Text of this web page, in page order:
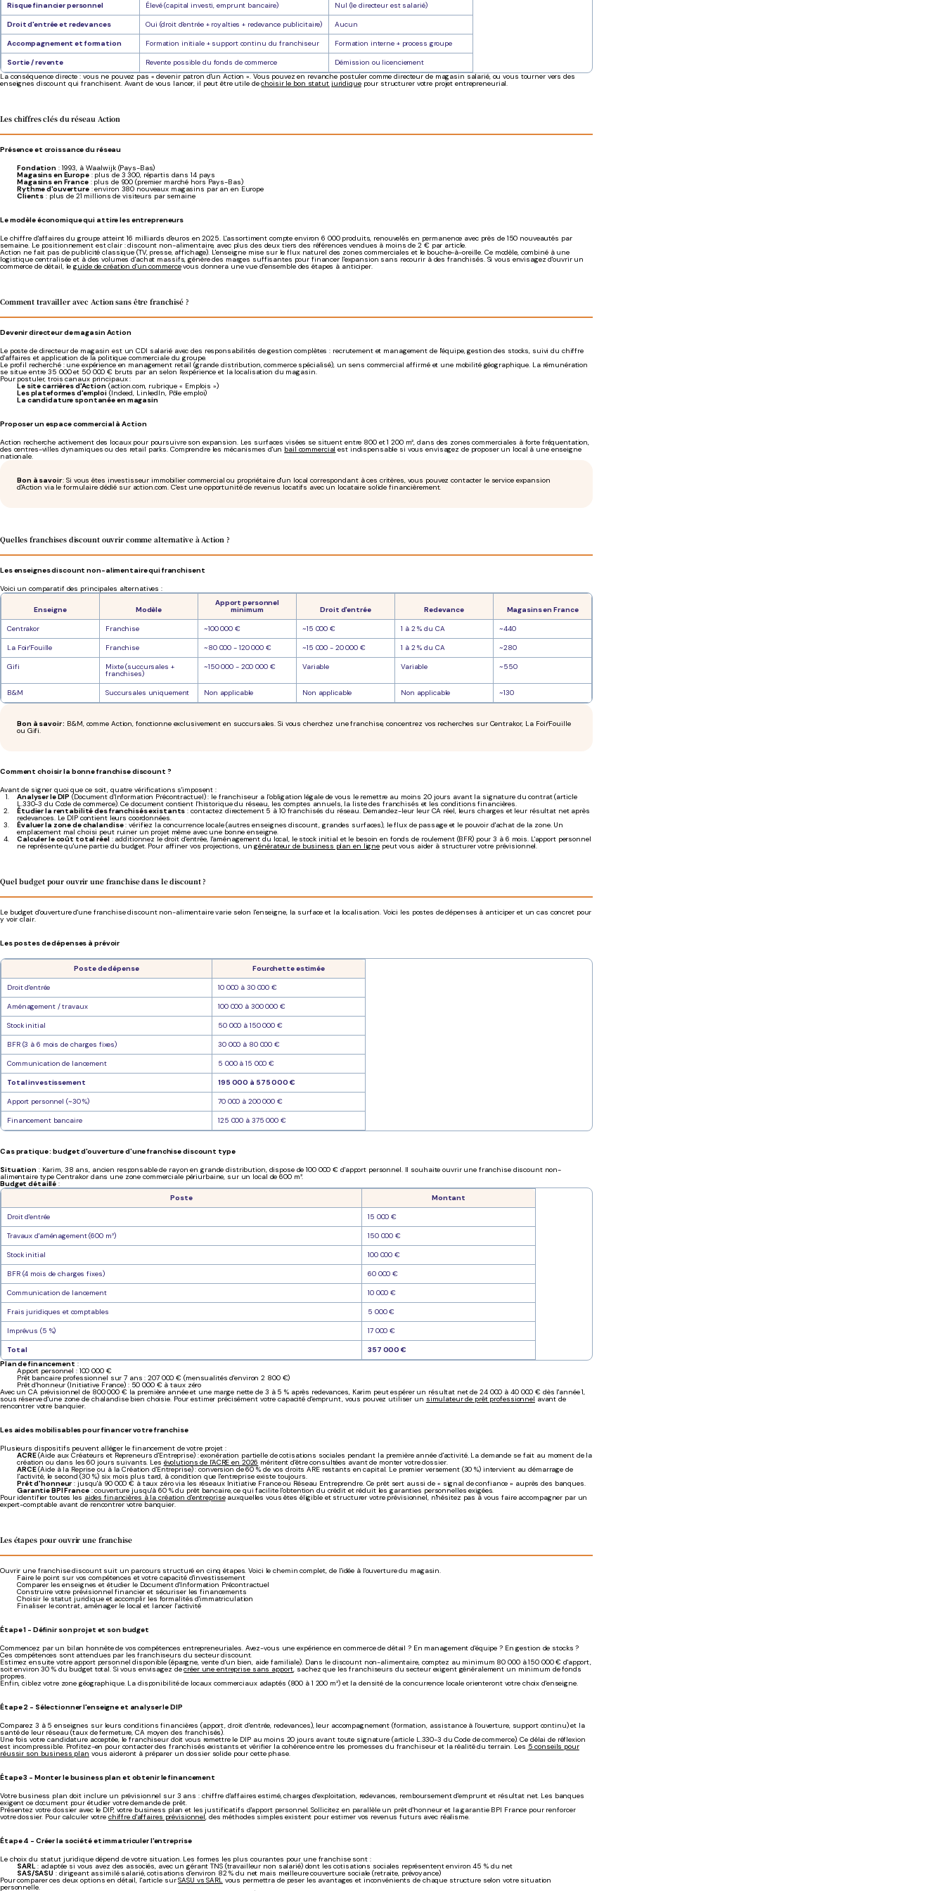
Risque financier personnel Élevé (capital investi, emprunt bancaire) Nul (le directeur est salarié)
Droit d'entrée et redevances Oui (droit d'entrée + royalties + redevance publicitaire) Aucun
Accompagnement et formation Formation initiale + support continu du franchiseur Formation interne + process groupe
Sortie / revente Revente possible du fonds de commerce
Démission ou licenciement
La conséquence directe : vous ne pouvez pas « devenir patron d'un Action ». Vous pouvez en revanche postuler comme directeur de magasin salarié, ou vous tourner vers des
enseignes discount qui franchisent. Avant de vous lancer, il peut être utile dechoisir le bon statut juridiquepour structurer votre projet entrepreneurial.
Les chiffres clés du réseau Action
Présence et croissance du réseau
Fondation: 1993, à Waalwijk (Pays-Bas)
Magasins en Europe: plus de 3 300, répartis dans 14 pays
Magasins en France: plus de 900 (premier marché hors Pays-Bas)
Rythme d'ouverture: environ 380 nouveaux magasins par an en Europe
Clients : plus de 21 millions de visiteurs par semaine
Le modèle économique qui attire les entrepreneurs
Le chiffre d'affaires du groupe atteint 16 milliards d'euros en 2025. L'assortiment compte environ 6 000 produits, renouvelés en permanence avec près de 150 nouveautés par
semaine. Le positionnement est clair : discount non-alimentaire, avec plus des deux tiers des références vendues à moins de 2 € par article.
Action ne fait pas de publicité classique (TV, presse, affichage). L'enseigne mise sur le flux naturel des zones commerciales et le bouche-à-oreille. Ce modèle, combiné à une
logistique centralisée et à des volumes d'achat massifs, génère des marges suffisantes pour financer l'expansion sans recourir à des franchisés. Si vous envisagez d'ouvrir un
commerce de détail, leguide de création d'un commercevous donnera une vue d'ensemble des étapes à anticiper.
Comment travailler avec Action sans être franchisé ?
Devenir directeur de magasin Action
Le poste de directeur de magasin est un CDI salarié avec des responsabilités de gestion complètes : recrutement et management de l'équipe, gestion des stocks, suivi du chiffre
d'affaires et application de la politique commerciale du groupe.
Le profil recherché : une expérience en management retail (grande distribution, commerce spécialisé), un sens commercial affirmé et une mobilité géographique. La rémunération
se situe entre 35 000 et 50 000 € bruts par an selon l'expérience et la localisation du magasin.
Pour postuler, trois canaux principaux :
Le site carrières d'Action(action.com, rubrique « Emplois »)
Les plateformes d'emploi (Indeed, LinkedIn, Pôle emploi)
La candidature spontanée en magasin
Proposer un espace commercial à Action
Action recherche activement des locaux pour poursuivre son expansion. Les surfaces visées se situent entre 800 et 1 200 m², dans des zones commerciales à forte fréquentation,
des centres-villes dynamiques ou des retail parks. Comprendre les mécanismes d'un bail commercial est indispensable si vous envisagez de proposer un local à une enseigne
nationale.
Bon à savoir:Si vous êtes investisseur immobilier commercial ou propriétaire d'un local correspondant à ces critères, vous pouvez contacter le service expansion
d'Action via le formulaire dédié sur action.com. C'est une opportunité de revenus locatifs avec un locataire solide financièrement.
Quelles franchises discount ouvrir comme alternative à Action ?
Les enseignes discount non-alimentaire qui franchisent
Voici un comparatif des principales alternatives :
Enseigne Modèle
Apport personnel
minimum Droit d'entrée Redevance Magasins en France
Centrakor Franchise ~100 000 € ~15 000 € 1 à 2 % du CA ~440
La Foir'Fouille Franchise ~80 000 - 120 000 € ~15 000 - 20 000 € 1 à 2 % du CA ~280
Gifi Mixte (succursales +
franchises)
~150 000 - 200 000 € Variable Variable ~550
B&M Succursales uniquement Non applicable Non applicable Non applicable ~130
Bon à savoir : B&M, comme Action, fonctionne exclusivement en succursales. Si vous cherchez une franchise, concentrez vos recherches sur Centrakor, La Foir'Fouille
ou Gifi.
Comment choisir la bonne franchise discount ?
Avant de signer quoi que ce soit, quatre vérifications s'imposent :
Analyser le DIP (Document d'Information Précontractuel) : le franchiseur a l'obligation légale de vous le remettre au moins 20 jours avant la signature du contrat (article
L.330-3 du Code de commerce). Ce document contient l'historique du réseau, les comptes annuels, la liste des franchisés et les conditions financières.
Étudier la rentabilité des franchisés existants : contactez directement 5 à 10 franchisés du réseau. Demandez-leur leur CA réel, leurs charges et leur résultat net après
redevances. Le DIP contient leurs coordonnées.
Évaluer la zone de chalandise: vérifiez la concurrence locale (autres enseignes discount, grandes surfaces), le flux de passage et le pouvoir d'achat de la zone. Un
emplacement mal choisi peut ruiner un projet même avec une bonne enseigne.
Calculer le coût total réel: additionnez le droit d'entrée, l'aménagement du local, le stock initial et le besoin en fonds de roulement (BFR) pour 3 à 6 mois. L'apport personnel
ne représente qu'une partie du budget. Pour affiner vos projections, ungénérateur de business plan en ligne peut vous aider à structurer votre prévisionnel.
Quel budget pour ouvrir une franchise dans le discount ?
Le budget d'ouverture d'une franchise discount non-alimentaire varie selon l'enseigne, la surface et la localisation. Voici les postes de dépenses à anticiper et un cas concret pour
y voir clair.
Les postes de dépenses à prévoir
Poste de dépense Fourchette estimée
Droit d'entrée 10 000 à 30 000 €
Aménagement / travaux 100 000 à 300 000 €
Stock initial 50 000 à 150 000 €
BFR (3 à 6 mois de charges fixes) 30 000 à 80 000 €
Communication de lancement 5 000 à 15 000 €
Total investissement 195 000 à 575 000 €
Apport personnel (~30 %) 70 000 à 200 000 €
Financement bancaire 125 000 à 375 000 €
Cas pratique : budget d'ouverture d'une franchise discount type
Situation: Karim, 38 ans, ancien responsable de rayon en grande distribution, dispose de 100 000 € d'apport personnel. Il souhaite ouvrir une franchise discount non-
alimentaire type Centrakor dans une zone commerciale périurbaine, sur un local de 600 m².
Budget détaillé :
Poste
Montant
Droit d'entrée 15 000 €
Travaux d'aménagement (600 m²) 150 000 €
Stock initial 100 000 €
BFR (4 mois de charges fixes) 60 000 €
Communication de lancement 10 000 €
Frais juridiques et comptables 5 000 €
Imprévus (5 %) 17 000 €
Total
357 000 €
Plan de financement:
Apport personnel : 100 000 €
Prêt bancaire professionnel sur 7 ans : 207 000 € (mensualités d'environ 2 800 €)
Prêt d'honneur (Initiative France) : 50 000 € à taux zéro
Avec un CA prévisionnel de 800 000 € la première année et une marge nette de 3 à 5 % après redevances, Karim peut espérer un résultat net de 24 000 à 40 000 € dès l'année 1,
sous réserve d'une zone de chalandise bien choisie. Pour estimer précisément votre capacité d'emprunt, vous pouvez utiliser un simulateur de prêt professionnel avant de
rencontrer votre banquier.
Les aides mobilisables pour financer votre franchise
Plusieurs dispositifs peuvent alléger le financement de votre projet :
ACRE(Aide aux Créateurs et Repreneurs d'Entreprise) : exonération partielle de cotisations sociales pendant la première année d'activité. La demande se fait au moment de la
création ou dans les 60 jours suivants. Les évolutions de l'ACRE en 2026 méritent d'être consultées avant de monter votre dossier.
ARCE(Aide à la Reprise ou à la Création d'Entreprise) : conversion de 60 % de vos droits ARE restants en capital. Le premier versement (30 %) intervient au démarrage de
l'activité, le second (30 %) six mois plus tard, à condition que l'entreprise existe toujours.
Prêt d'honneur : jusqu'à 90 000 € à taux zéro via les réseaux Initiative France ou Réseau Entreprendre. Ce prêt sert aussi de « signal de confiance » auprès des banques.
Garantie BPI France: couverture jusqu'à 60 % du prêt bancaire, ce qui facilite l'obtention du crédit et réduit les garanties personnelles exigées.
Pour identifier toutes les aides financières à la création d'entrepriseauxquelles vous êtes éligible et structurer votre prévisionnel, n'hésitez pas à vous faire accompagner par un
expert-comptable avant de rencontrer votre banquier.
Les étapes pour ouvrir une franchise
Ouvrir une franchise discount suit un parcours structuré en cinq étapes. Voici le chemin complet, de l'idée à l'ouverture du magasin.
Faire le point sur vos compétences et votre capacité d'investissement
Comparer les enseignes et étudier le Document d'Information Précontractuel
Construire votre prévisionnel financier et sécuriser les financements
Choisir le statut juridique et accomplir les formalités d'immatriculation
Finaliser le contrat, aménager le local et lancer l'activité
Étape 1 - Définir son projet et son budget
Commencez par un bilan honnête de vos compétences entrepreneuriales. Avez-vous une expérience en commerce de détail ? En management d'équipe ? En gestion de stocks ?
Ces compétences sont attendues par les franchiseurs du secteur discount.
Estimez ensuite votre apport personnel disponible (épargne, vente d'un bien, aide familiale). Dans le discount non-alimentaire, comptez au minimum 80 000 à 150 000 € d'apport,
soit environ 30 % du budget total. Si vous envisagez decréer une entreprise sans apport, sachez que les franchiseurs du secteur exigent généralement un minimum de fonds
propres.
Enfin, ciblez votre zone géographique. La disponibilité de locaux commerciaux adaptés (800 à 1 200 m²) et la densité de la concurrence locale orienteront votre choix d'enseigne.
Étape 2 - Sélectionner l'enseigne et analyser le DIP
Comparez 3 à 5 enseignes sur leurs conditions financières (apport, droit d'entrée, redevances), leur accompagnement (formation, assistance à l'ouverture, support continu) et la
santé de leur réseau (taux de fermeture, CA moyen des franchisés).
Une fois votre candidature acceptée, le franchiseur doit vous remettre le DIP au moins 20 jours avant toute signature (article L.330-3 du Code de commerce). Ce délai de réflexion
est incompressible. Profitez-en pour contacter des franchisés existants et vérifier la cohérence entre les promesses du franchiseur et la réalité du terrain. Les 5 conseils pour
réussir son business plan vous aideront à préparer un dossier solide pour cette phase.
Étape 3 - Monter le business plan et obtenir le financement
Votre business plan doit inclure un prévisionnel sur 3 ans : chiffre d'affaires estimé, charges d'exploitation, redevances, remboursement d'emprunt et résultat net. Les banques
exigent ce document pour étudier votre demande de prêt.
Présentez votre dossier avec le DIP, votre business plan et les justificatifs d'apport personnel. Sollicitez en parallèle un prêt d'honneur et la garantie BPI France pour renforcer
votre dossier. Pour calculer votre chiffre d'affaires prévisionnel, des méthodes simples existent pour estimer vos revenus futurs avec réalisme.
Étape 4 - Créer la société et immatriculer l'entreprise
Le choix du statut juridique dépend de votre situation. Les formes les plus courantes pour une franchise sont :
SARL: adaptée si vous avez des associés, avec un gérant TNS (travailleur non salarié) dont les cotisations sociales représentent environ 45 % du net
SAS/SASU: dirigeant assimilé salarié, cotisations d'environ 82 % du net mais meilleure couverture sociale (retraite, prévoyance)
Pour comparer ces deux options en détail, l'article surSASU vs SARLvous permettra de peser les avantages et inconvénients de chaque structure selon votre situation
personnelle.